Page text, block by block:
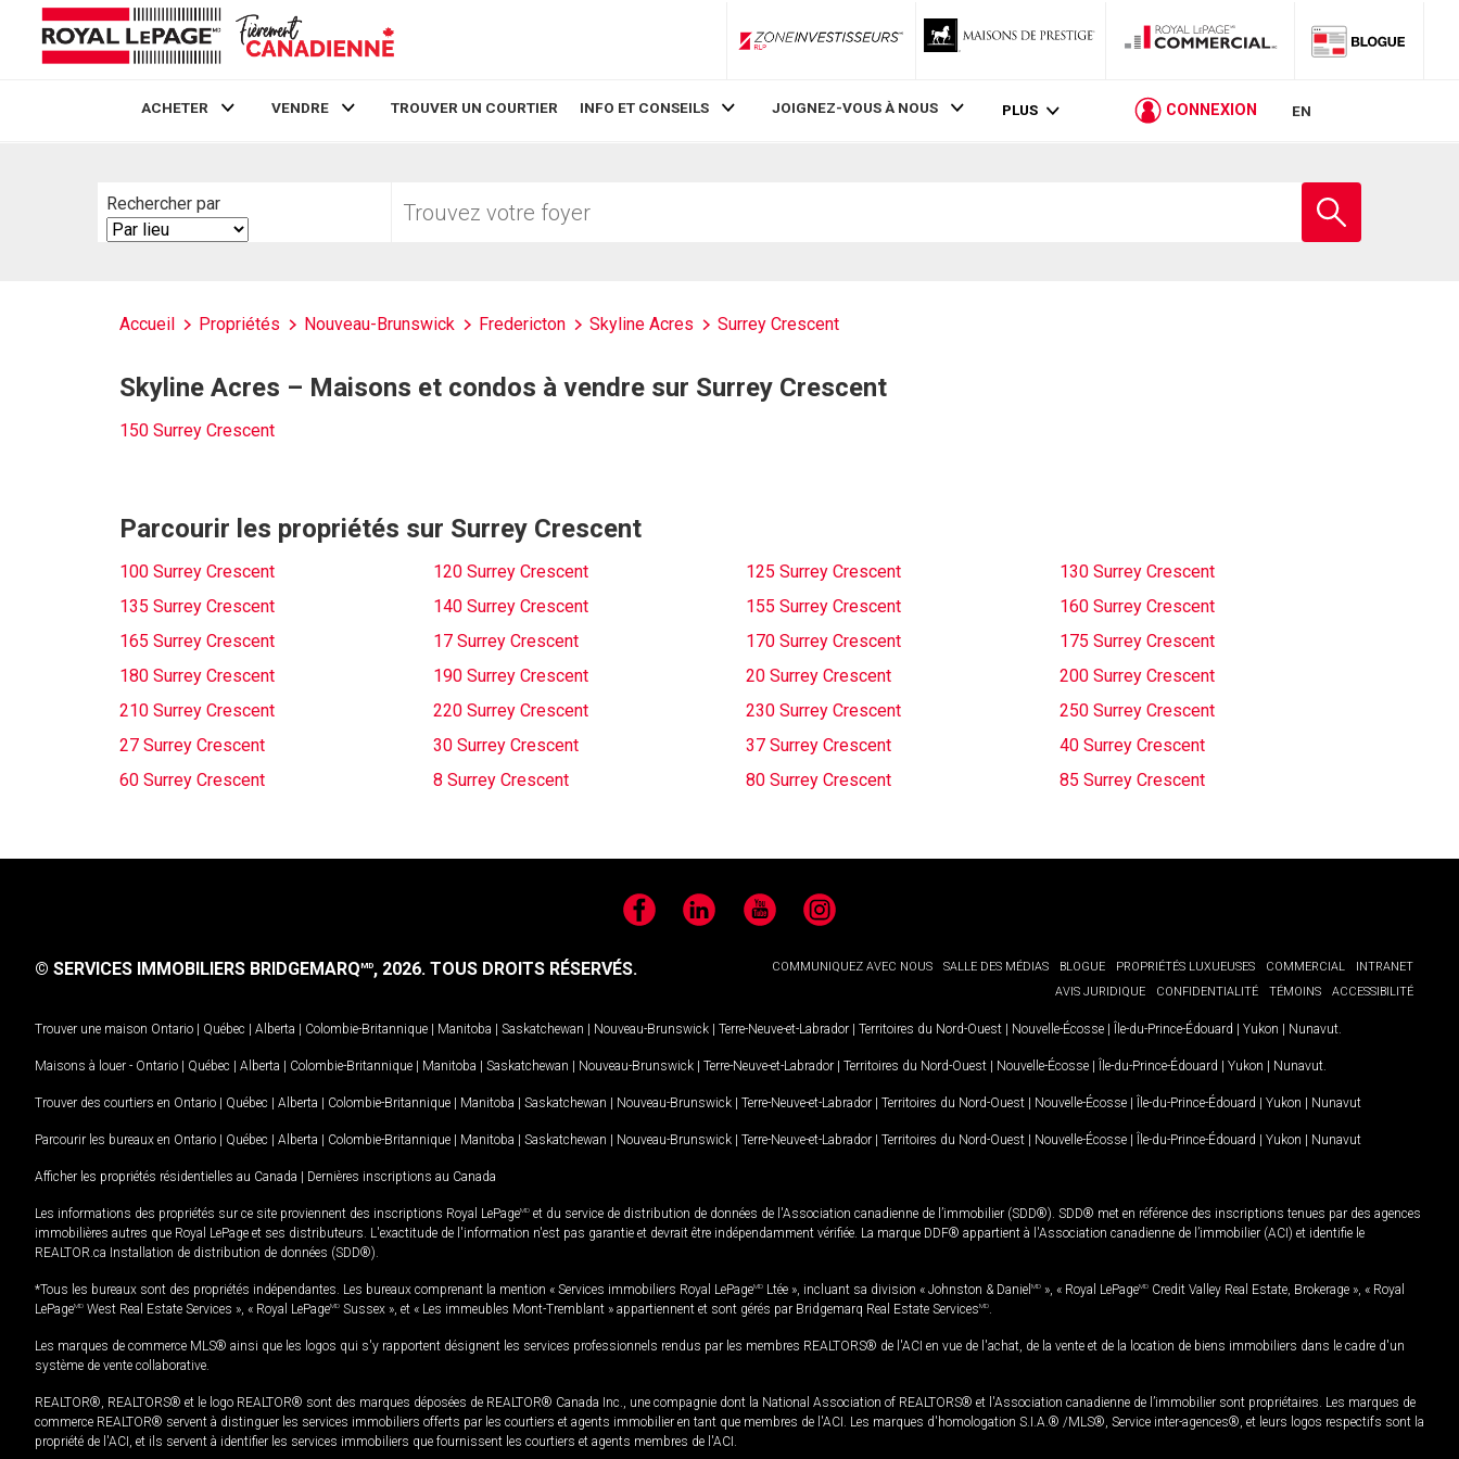
ZoneInvestisseurs RLP
ACHETER VENDRE TROUVER UN COURTIER INFO ET CONSEILS JOIGNEZ-VOUS À NOUS PLUS CONNEXION EN
Rechercher par
Search
By
votre
Accueil Propriétés Nouveau-Brunswick Fredericton Skyline Acres Surrey Crescent
Skyline Acres – Maisons et condos à vendre sur Surrey Crescent
150 Surrey Crescent
Parcourir les propriétés sur Surrey Crescent
100 Surrey Crescent 120 Surrey Crescent 125 Surrey Crescent
130 Surrey Crescent
135 Surrey Crescent
140 Surrey Crescent 155 Surrey Crescent
160 Surrey Crescent
165 Surrey Crescent
17 Surrey Crescent 170 Surrey Crescent
175 Surrey Crescent
180 Surrey Crescent
190 Surrey Crescent 20 Surrey Crescent
200 Surrey Crescent
210 Surrey Crescent
220 Surrey Crescent 230 Surrey Crescent
250 Surrey Crescent
27 Surrey Crescent
30 Surrey Crescent 37 Surrey Crescent
40 Surrey Crescent
60 Surrey Crescent
8 Surrey Crescent 80 Surrey Crescent 85 Surrey Crescent
FacebookLinkedIn YouTubeInstagram
COMMUNIQUEZ AVEC NOUS SALLE DES MÉDIAS BLOGUE PROPRIÉTÉS LUXUEUSES COMMERCIAL
INTRANET
AVIS JURIDIQUE
CONFIDENTIALITÉ TÉMOINS ACCESSIBILITÉ
© SERVICES IMMOBILIERS BRIDGEMARQMD, 2026. TOUS DROITS RÉSERVÉS.
Trouver une maison Ontario | Québec | Alberta | Colombie-Britannique | Manitoba | Saskatchewan | Nouveau-Brunswick | Terre-Neuve-et-Labrador | Territoires du Nord-Ouest | Nouvelle-Écosse | Île-du-Prince-Édouard | Yukon | Nunavut
Maisons à louer - Ontario | Québec | Alberta | Colombie-Britannique | Manitoba | Saskatchewan | Nouveau-Brunswick | Terre-Neuve-et-Labrador | Territoires du Nord-Ouest | Nouvelle-Écosse | Île-du-Prince-Édouard | Yukon | Nunavut
Trouver des courtiers en Ontario | Québec | Alberta | Colombie-Britannique | Manitoba | Saskatchewan | Nouveau-Brunswick | Terre-Neuve-et-Labrador | Territoires du Nord-Ouest | Nouvelle-Écosse | Île-du-Prince-Édouard | Yukon | Nunavut
Parcourir les bureaux en Ontario | Québec | Alberta | Colombie-Britannique | Manitoba | Saskatchewan | Nouveau-Brunswick | Terre-Neuve-et-Labrador | Territoires du Nord-Ouest | Nouvelle-Écosse | Île-du-Prince-Édouard | Yukon | Nunavut
Afficher les propriétés résidentielles au Canada | Dernières inscriptions au Canada
Les informations des propriétés sur ce site proviennent des inscriptions Royal LePageMD et du service de distribution de données de l'Association canadienne de l’immobilier (SDD®). SDD® met en référence des inscriptions tenues par des agences
immobilières autres que Royal LePage et ses distributeurs. L'exactitude de l'information n'est pas garantie et devrait être indépendamment vérifiée. La marque DDF® appartient à l'Association canadienne de l’immobilier (ACI) et identifie le
REALTOR.ca Installation de distribution de données (SDD®).
*Tous les bureaux sont des propriétés indépendantes. Les bureaux comprenant la mention « Services immobiliers Royal LePageMD Ltée », incluant sa division « Johnston & Daniel MD », « Royal LePageMD Credit Valley Real Estate, Brokerage », « Royal
LePageMD West Real Estate Services », « Royal LePageMD Sussex », et « Les immeubles Mont-Tremblant » appartiennent et sont gérés par Bridgemarq Real Estate ServicesMD
Les marques de commerce MLS® ainsi que les logos qui s'y rapportent désignent les services professionnels rendus par les membres REALTORS® de l'ACI en vue de l'achat, de la vente et de la location de biens immobiliers dans le cadre d'un
système de vente collaborative.
REALTOR®, REALTORS® et le logo REALTOR® sont des marques déposées de REALTOR® Canada Inc., une compagnie dont la National Association of REALTORS® et l'Association canadienne de l’immobilier sont propriétaires. Les marques de
commerce REALTOR® servent à distinguer les services immobiliers offerts par les courtiers et agents immobilier en tant que membres de l'ACI. Les marques d'homologation S.I.A.® /MLS®, Service inter-agences®, et leurs logos respectifs sont la
propriété de l'ACI, et ils servent à identifier les services immobiliers que fournissent les courtiers et agents membres de l'ACI.